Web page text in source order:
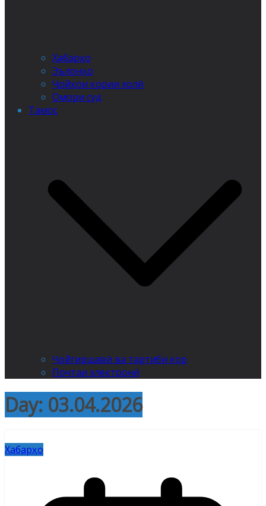
Хабарҳо
Эълонҳо
Ҷойҳои кории холӣ
Омори суд
Тамос
Ҷойгиршавӣ ва тартиби кор
Почтаи электронӣ
Day: 03.04.2026
Хабарҳо